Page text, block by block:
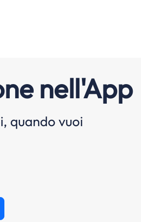
nell'App
quando vuoi